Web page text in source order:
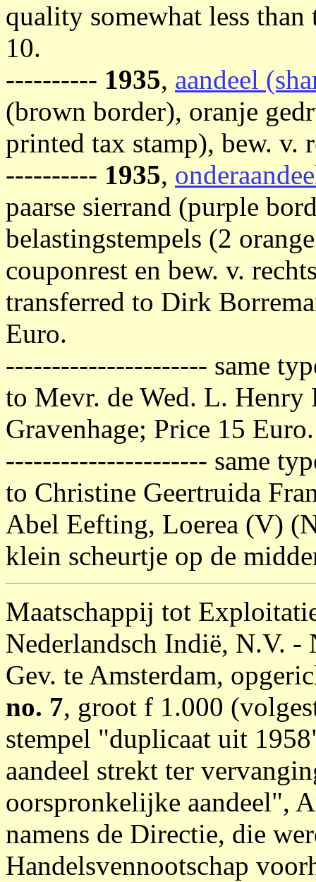
quality somewhat less than
10.
---------- 1935, aandeel
(brown border), oranje
printed tax stamp), bew. v.
---------- 1935,
paarse sierrand (purple
belastingstempels (2
couponrest en bew. v.
transferred to Dirk
Euro.
---------------------- same
to Mevr. de Wed. L.
Gravenhage; Price 15 Euro.
---------------------- same
to Christine Geertruida
Abel Eefting, Loerea (V)
klein scheurtje op de
Maatschappij tot
Nederlandsch Indië, N.V.
Gev. te Amsterdam,
no. 7, groot f 1.000
stempel "duplicaat uit
aandeel strekt ter
oorspronkelijke aandeel",
namens de Directie, die
Handelsvennootschap